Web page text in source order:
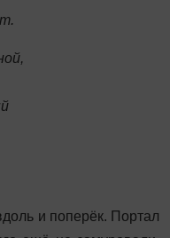
и поперёк. Портал